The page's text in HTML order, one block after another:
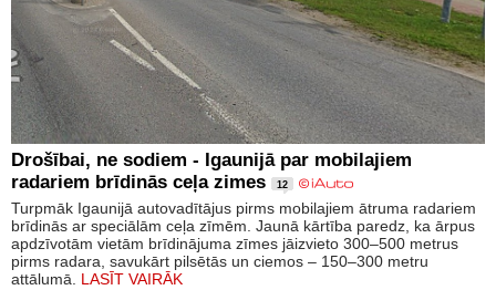
Drošībai, ne sodiem - Igaunijā par mobilajiem
radariem brīdinās ceļa zimes
12
Turpmāk Igaunijā autovadītājus pirms mobilajiem ātruma radariem
brīdinās ar speciālām ceļa zīmēm. Jaunā kārtība paredz, ka ārpus
apdzīvotām vietām brīdinājuma zīmes jāizvieto 300–500 metrus
pirms radara, savukārt pilsētās un ciemos – 150–300 metru
attālumā. LASĪT VAIRĀK